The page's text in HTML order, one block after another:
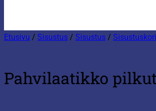
Etusivu / Sisustus / Sisustus /
Pahvilaatikko